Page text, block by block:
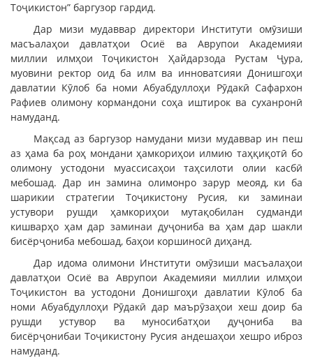
Тоҷикистон” баргузор гардид.
Дар мизи мудаввар директори Институти омӯзиши
масъалаҳои давлатҳои Осиё ва Аврупои Академияи
миллии илмҳои Тоҷикистон Ҳайдарзода Рустам Ҷура,
муовини ректор оид ба илм ва инноватсияи Донишгоҳи
давлатии Кӯлоб ба номи Абуабдуллоҳи Рӯдакӣ Сафархон
Рафиев олимону кормандони соҳа иштирок ва суханронӣ
намуданд.
Мақсад аз баргузор намудани мизи мудаввар ин пеш
аз ҳама ба роҳ мондани ҳамкориҳои илмию таҳқиқотӣ бо
олимону устодони муассисаҳои таҳсилоти олии касбӣ
мебошад. Дар ин замина олимонро зарур меояд, ки ба
шарикии стратегии Тоҷикистону Русия, ки заминаи
устувори рушди ҳамкориҳои мутақобилан судманди
кишварҳо ҳам дар заминаи дуҷониба ва ҳам дар шакли
бисёрҷониба мебошад, баҳои коршиносӣ диҳанд.
Дар идома олимони Институти омӯзиши масъалаҳои
давлатҳои Осиё ва Аврупои Академияи миллии илмҳои
Тоҷикистон ва устодони Донишгоҳи давлатии Кӯлоб ба
номи Абуабдуллоҳи Рӯдакӣ дар маърӯзаҳои хеш доир ба
рушди устувор ва муносибатҳои дуҷониба ва
бисёрҷонибаи Тоҷикистону Русия андешаҳои хешро иброз
намуданд.